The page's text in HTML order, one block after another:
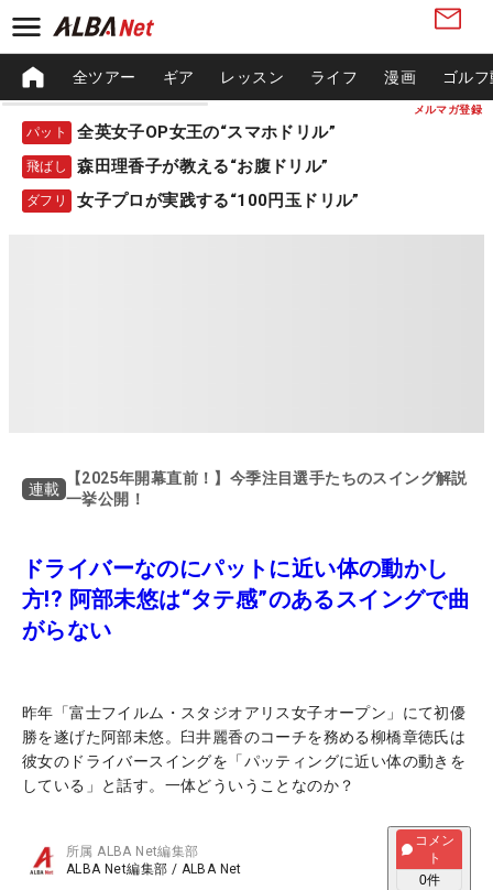
メルマガ登録
全ツアー ギア レッスン ライフ 漫画 ゴル
パット 全英女子OP女王の“スマホドリル”
飛ばし 森田理香子が教える“お腹ドリル”
ダフリ 女子プロが実践する“100円玉ドリル”
連載
【2025年開幕直前！】今季注目選手たちのスイング解説
一挙公開！
ドライバーなのにパットに近い体の動かし
方!? 阿部未悠は“タテ感”のあるスイングで曲
がらない
昨年「富士フイルム・スタジオアリス女子オープン」にて初優
勝を遂げた阿部未悠。臼井麗香のコーチを務める柳橋章徳氏は
彼女のドライバースイングを「パッティングに近い体の動きを
している」と話す。一体どういうことなのか？
所属ALBA Net編集部
ALBA Net編集部 / ALBA Net
コメン
ト
0件